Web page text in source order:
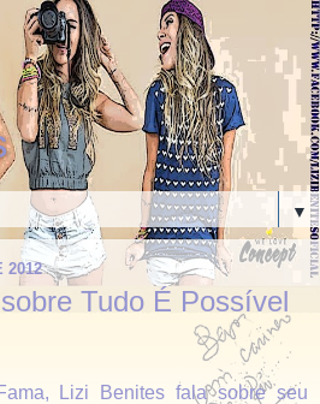
▼
2012
Tudo É Possível
Lizi Benites fala sobre seu